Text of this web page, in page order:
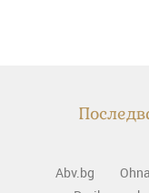
Abv.bg